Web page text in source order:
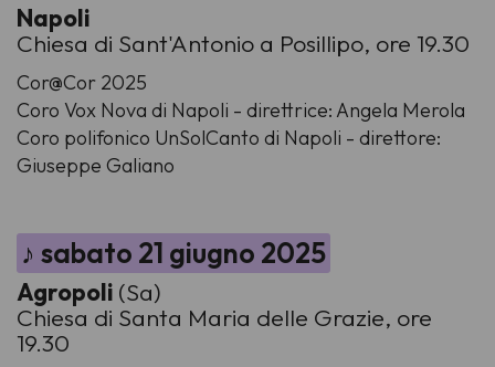
Napoli
Chiesa di Sant'Antonio a Posillipo, ore 19.30
Cor@Cor 2025
Coro Vox Nova di Napoli - direttrice: Angela Merola
Coro polifonico UnSolCanto di Napoli - direttore:
Giuseppe Galiano
♪ sabato 21 giugno 2025
Agropoli (Sa)
Chiesa di Santa Maria delle Grazie, ore
19.30